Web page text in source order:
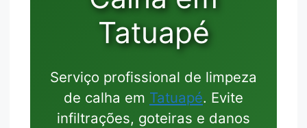
Tatuapé
Serviço profissional de limpeza
de calha em Tatuapé. Evite
infiltrações, goteiras e danos